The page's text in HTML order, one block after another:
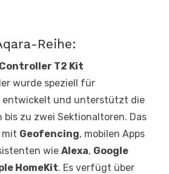
Reihe:
T2 Kit
wurde speziell für
entwickelt und unterstützt die
bis zu zwei Sektionaltoren. Das
mit Geofencing, mobilen Apps
wie Alexa, Google
HomeKit. Es verfügt über